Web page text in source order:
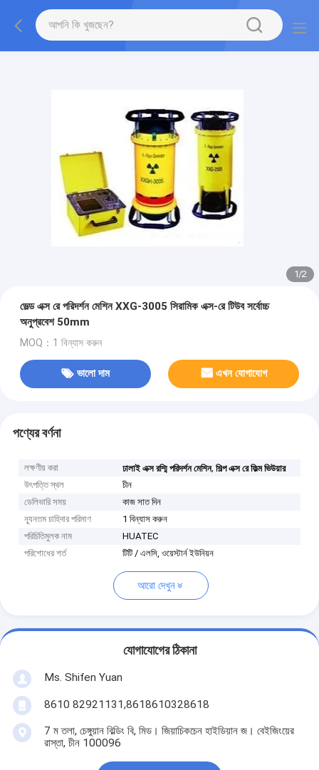
1/2
ভেল্ড এক্স রে পরিদর্শন মেশিন XXG-3005 সিরামিক এক্স-রে টিউব সর্বোচ্চ
অনুপ্রবেশ 50mm
MOQ：1 বিন্যাস করুন
ভালো দাম এখন যোগাযোগ
পণ্যের বর্ণনা
লক্ষণীয় করা ঢালাই এক্স রশ্মি পরিদর্শন মেশিন,শিল্প এক্স রে ফিল্ম ভিউয়ার
উৎপত্তি স্থল
চীন
ডেলিভারি সময়
কাজ সাত দিন
ন্যূনতম চাহিদার পরিমাণ
1 বিন্যাস করুন
পরিচিতিমুলক নাম
HUATEC
পরিশোধের শর্ত
টিটি / এলসি, ওয়েস্টার্ন ইউনিয়ন
আরো দেখুন
যোগাযোগের ঠিকানা
Ms. Shifen Yuan
8610 82921131,8618610328618
7 ম তলা, চেঙ্গুয়ান বিল্ডিং বি, মিড। জিয়াচিকচেন হাইডিয়ান জ। বেইজিংয়ের
রাস্তা, চীন 100096